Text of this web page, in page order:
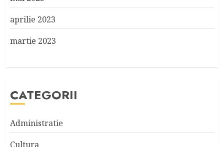
aprilie 2023
martie 2023
CATEGORII
Administratie
Cultura